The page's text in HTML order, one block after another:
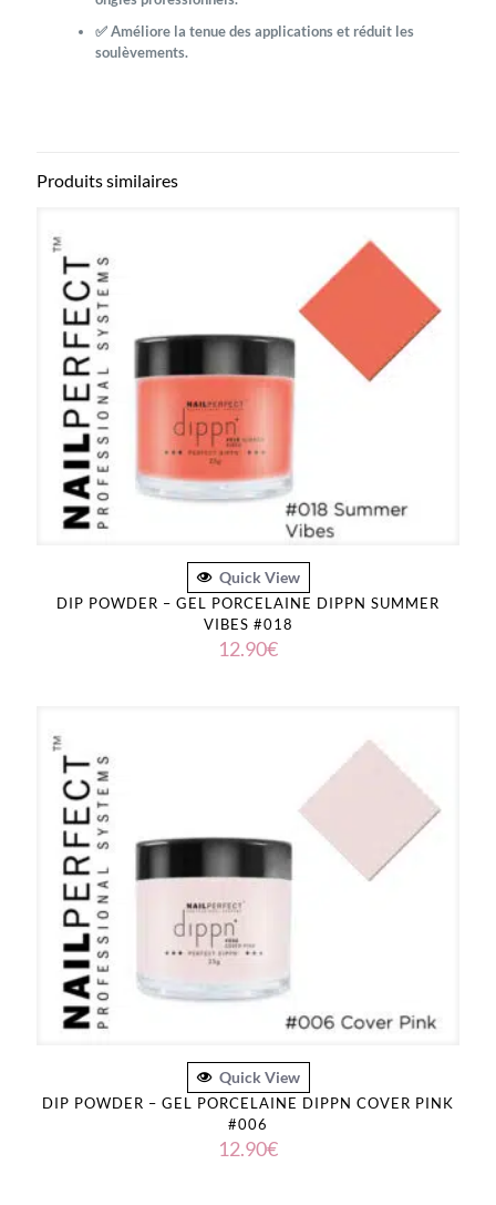
✅ Améliore la tenue des applications et réduit les
soulèvements.
Produits similaires
Quick View
DIP POWDER – GEL PORCELAINE DIPPN SUMMER
VIBES #018
12.90€
Quick View
DIP POWDER – GEL PORCELAINE DIPPN COVER PINK
#006
12.90€